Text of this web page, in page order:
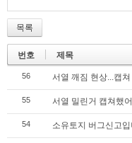
목록
번호 제목
56 서열 깨짐 현상...캡쳐
55 서열 밀린거 캡쳐했
54 소유토지 버그신고